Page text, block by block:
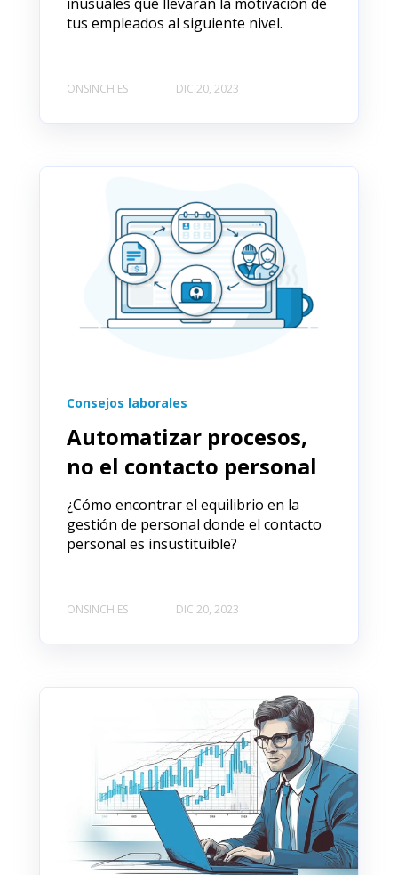
tus empleados al siguiente nivel.
ONSINCH ES DIC 20, 2023
Consejos laborales
Automatizar procesos,
no el contacto personal
¿Cómo encontrar el equilibrio en la
gestión de personal donde el contacto
personal es insustituible?
ONSINCH ES DIC 20, 2023